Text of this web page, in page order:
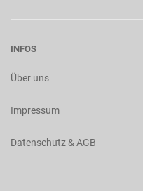
INFOS
Über uns
Impressum
Datenschutz & AGB